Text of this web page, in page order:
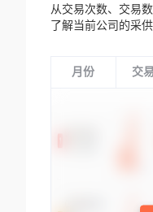
从交易次数、交易
了解当前公司的采
月份 交